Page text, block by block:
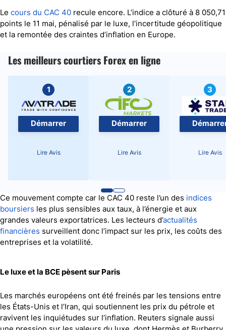
Le cours du CAC 40 recule encore. L’indice a clôturé à 8 050,71
points le 11 mai, pénalisé par le luxe, l’incertitude géopolitique
et la remontée des craintes d’inflation en Europe.
Les meilleurs courtiers Forex en ligne
1
Démarrer
Lire Avis
2
Démarrer
Lire Avis
3
Lire Avis
Ce mouvement compte car le CAC 40 reste l’un des indices
boursiers les plus sensibles aux taux, à l’énergie et aux
grandes valeurs exportatrices. Les lecteurs d’actualités
financières surveillent donc l’impact sur les prix, les coûts des
entreprises et la volatilité.
Le luxe et la BCE pèsent sur Paris
Les marchés européens ont été freinés par les tensions entre
les États-Unis et l’Iran, qui soutiennent les prix du pétrole et
ravivent les inquiétudes sur l’inflation. Reuters signale aussi